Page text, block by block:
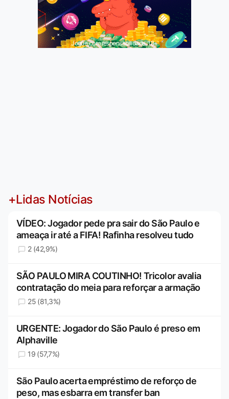
Jogue com responsabilidade. 18+
+Lidas Notícias
VÍDEO: Jogador pede pra sair do São Paulo e
ameaça ir até a FIFA! Rafinha resolveu tudo
2 (42,9%)
SÃO PAULO MIRA COUTINHO! Tricolor avalia
contratação do meia para reforçar a armação
25 (81,3%)
URGENTE: Jogador do São Paulo é preso em
Alphaville
19 (57,7%)
São Paulo acerta empréstimo de reforço de
peso, mas esbarra em transfer ban